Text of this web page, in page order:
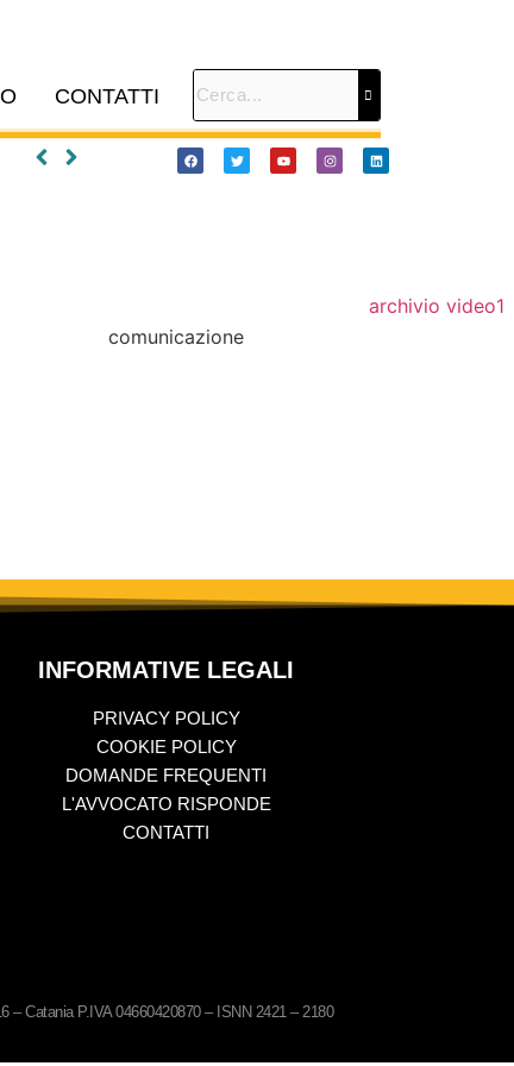
CONTATTI
INFORMATIVE LEGALI
PRIVACY POLICY
COOKIE POLICY
DOMANDE FREQUENTI
L'AVVOCATO RISPONDE
CONTATTI
– Catania P.IVA 04660420870 – ISNN 2421 – 2180